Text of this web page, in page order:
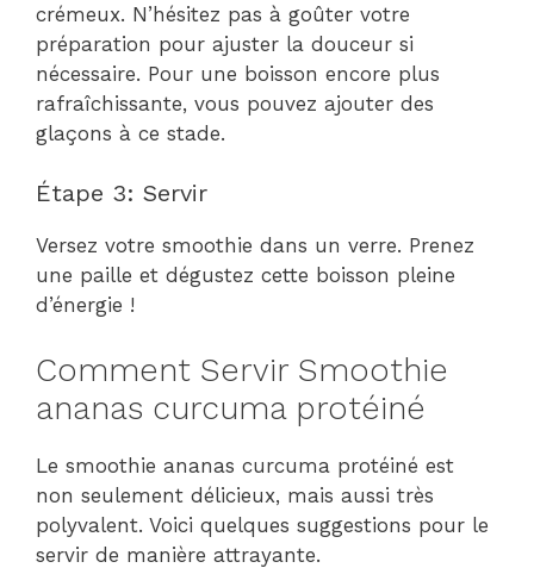
crémeux. N’hésitez pas à goûter votre
préparation pour ajuster la douceur si
nécessaire. Pour une boisson encore plus
rafraîchissante, vous pouvez ajouter des
glaçons à ce stade.
Étape 3: Servir
Versez votre smoothie dans un verre. Prenez
une paille et dégustez cette boisson pleine
d’énergie !
Comment Servir Smoothie
ananas curcuma protéiné
Le smoothie ananas curcuma protéiné est
non seulement délicieux, mais aussi très
polyvalent. Voici quelques suggestions pour le
servir de manière attrayante.